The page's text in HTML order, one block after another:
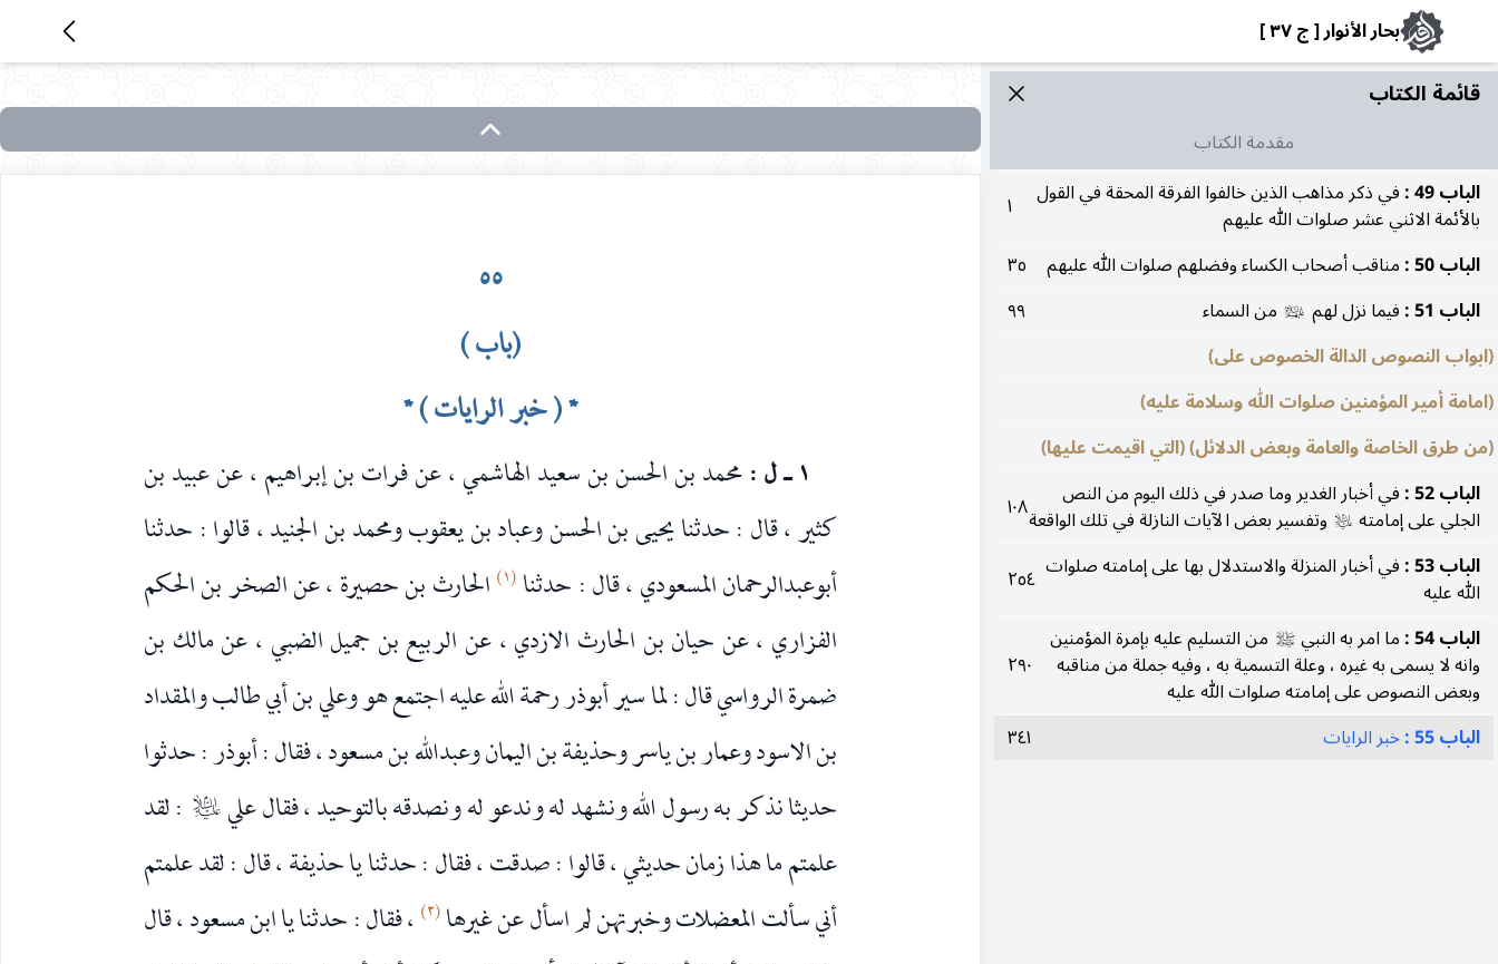
بحار الأنوار [ ج ٣٧ ]
قائمة الکتاب
مقدمة الكتاب
الباب 49 :
في ذكر مذاهب الذين خالفوا الفرقة المحقة في القول
بالأئمة الاثني عشر صلوات الله عليهم
١
الباب 50 :
مناقب أصحاب الكساء وفضلهم صلوات الله عليهم ٣٥
الباب 51 :
فيما نزل لهم عليهم‌السلام من السماء
٩٩
(ابواب النصوص الدالة الخصوص على)
(امامة أمير المؤمنين صلوات الله وسلامة عليه)
(من طرق الخاصة والعامة وبعض الدلائل) (التي اقيمت عليها)
الباب 52 :
في أخبار الغدير وما صدر في ذلك اليوم من النص
الجلي على إمامته عليه‌السلام وتفسير بعض الآيات النازلة في تلك الواقعة١٠٨
الباب 53 :
في أخبار المنزلة والاستدلال بها على إمامته صلوات
الله عليه
٢٥٤
الباب 54 :
ما امر به النبي صلى‌الله‌عليه‌وآله من التسليم عليه بإمرة المؤمنين
وانه لا يسمى به غيره ، وعلة التسمية به ، وفيه جملة من مناقبه
وبعض النصوص على إمامته صلوات الله عليه
٢٩٠
الباب 55 :
خبر الرايات ٣٤١
البحث
البحث
في
٥٥
(باب)
* ( خبر الرايات ) *
١ ـ ل :
محمد بن الحسن بن سعيد الهاشمي ، عن فرات بن إبراهيم ، عن عبيد بن
كثير ، قال : حدثنا يحيى بن الحسن وعباد بن يعقوب ومحمد بن الجنيد ، قالوا : حدثنا
أبوعبدالرحمان المسعودي ، قال : حدثنا(١) الحارث بن حصيرة ، عن الصخر بن الحكم
الفزاري ، عن حيان بن الحارث الازدي ، عن الربيع بن جميل الضبي ، عن مالك بن
ضمرة الرواسي قال : لما سير أبوذر رحمة الله عليه اجتمع هو وعلي بن أبي طالب والمقداد
بن الاسود وعمار بن ياسر وحذيفة بن اليمان وعبدالله بن مسعود ، فقال : أبوذر : حدثوا
حديثا نذكر به رسول الله ونشهد له وندعو له ونصدقه بالتوحيد ، فقال علي عليه‌السلام : لقد
علمتم ما هذا زمان حديثي ، قالوا : صدقت ، فقال : حدثنا يا حذيفة ، قال : لقد علمتم
أني سألت المعضلات وخبرتهن لم اسأل عن غيرها(٢) ، فقال : حدثنا يا ابن مسعود ، قال